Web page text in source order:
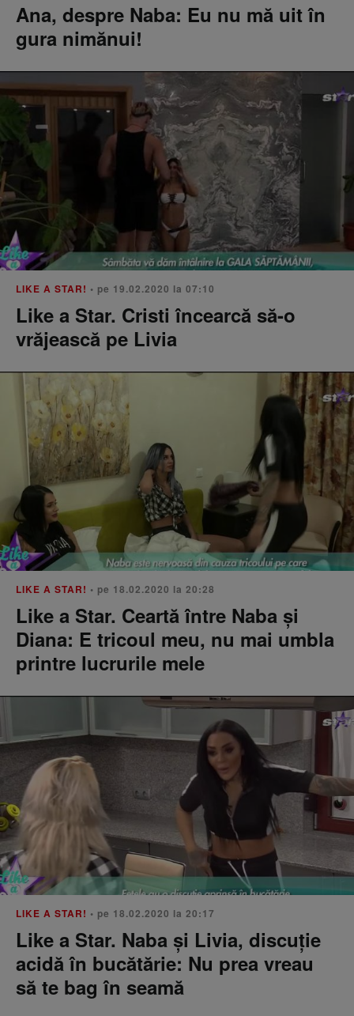
Ana, despre Naba: Eu nu mă uit în
gura nimănui!
LIKE A STAR! • pe 19.02.2020 la 07:10
Like a Star. Cristi încearcă să-o
vrăjească pe Livia
LIKE A STAR! • pe 18.02.2020 la 20:28
Like a Star. Ceartă între Naba și
Diana: E tricoul meu, nu mai umbla
printre lucrurile mele
LIKE A STAR! • pe 18.02.2020 la 20:17
Like a Star. Naba și Livia, discuție
acidă în bucătărie: Nu prea vreau
să te bag în seamă